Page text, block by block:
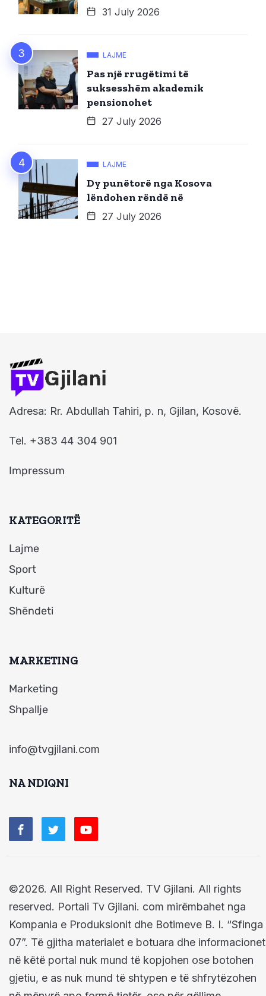
31 July 2026
LAJME
Pas një rrugëtimi të
suksesshëm akademik
pensionohet
27 July 2026
LAJME
Dy punëtorë nga Kosova
lëndohen rëndë në
27 July 2026
Adresa: Rr. Abdullah Tahiri, p. n, Gjilan, Kosovë.
Tel. +383 44 304 901
Impressum
KATEGORITË
Lajme
Sport
Kulturë
Shëndeti
MARKETING
Marketing
Shpallje
info@tvgjilani.com
NA NDIQNI
©2026. All Right Reserved. TV Gjilani. All rights
reserved. Portali Tv Gjilani. com mirëmbahet nga
Kompania e Produksionit dhe Botimeve B. I. “Sfinga
07”. Të gjitha materialet e botuara dhe informacionet
në këtë portal nuk mund të kopjohen ose botohen
gjetiu, e as nuk mund të shtypen e të shfrytëzohen